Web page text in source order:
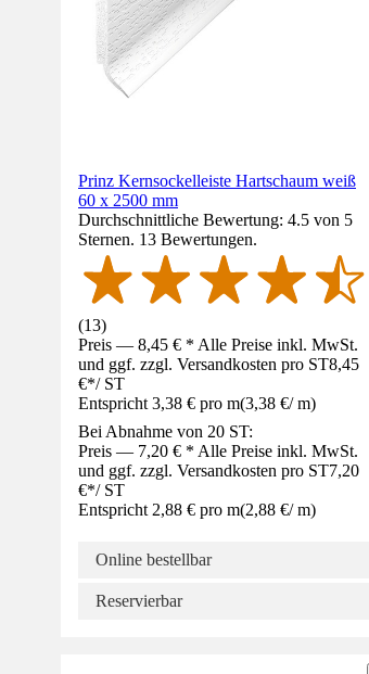
Prinz Kernsockelleiste Hartschaum weiß
60 x 2500 mm
Durchschnittliche Bewertung: 4.5 von 5
Sternen. 13 Bewertungen.
(13)
Preis — 8,45 € * Alle Preise inkl. MwSt.
und ggf. zzgl. Versandkosten pro ST8,45
€*/ ST
Entspricht 3,38 € pro m(3,38 €/ m)
Bei Abnahme von 20 ST:
Preis — 7,20 € * Alle Preise inkl. MwSt.
und ggf. zzgl. Versandkosten pro ST7,20
€*/ ST
Entspricht 2,88 € pro m(2,88 €/ m)
Online bestellbar
Reservierbar